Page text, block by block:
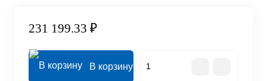
231 199.33 ₽
В корзину